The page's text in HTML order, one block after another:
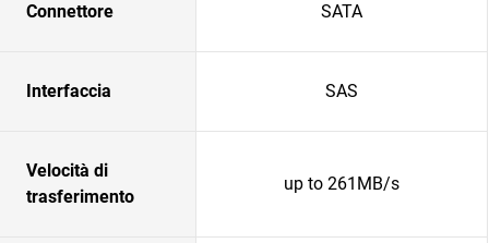
Connettore SATA
Interfaccia SAS
Velocità di
trasferimento
up to 261MB/s